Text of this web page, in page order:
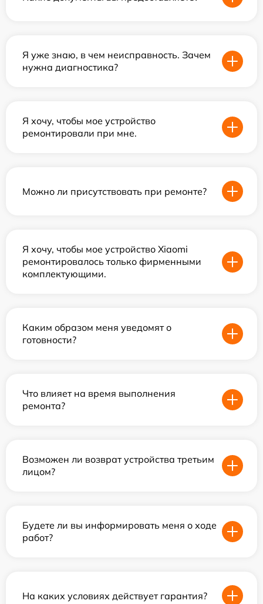
Я уже знаю, в чем неисправность. Зачем
нужна диагностика?
Я хочу, чтобы мое устройство
ремонтировали при мне.
Можно ли присутствовать при ремонте?
Я хочу, чтобы мое устройство Xiaomi
ремонтировалось только фирменными
комплектующими.
Каким образом меня уведомят о
готовности?
Что влияет на время выполнения
ремонта?
Возможен ли возврат устройства третьим
лицом?
Будете ли вы информировать меня о ходе
работ?
На каких условиях действует гарантия?